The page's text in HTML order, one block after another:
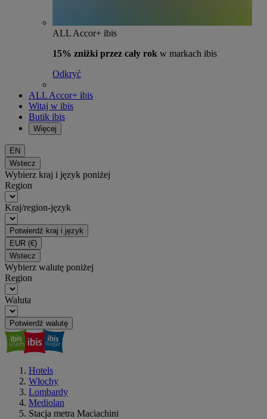
ALL Accor+ ibis
15% zniżki przez cały rok w markach ibis
Odkryć
ALL Accor+ ibis
Witaj w ibis
Butik ibis
Więcej
EN
Wstecz
Wybierz kraj i język poniżej
Region
Kraj/region-język
Potwierdź kraj i język
EUR (€)
Wstecz
Wybierz walutę poniżej
Region
Waluta
Potwierdź walutę
Hotels
Włochy
Lombardy
Mediolan
Stacja metra Maciachini